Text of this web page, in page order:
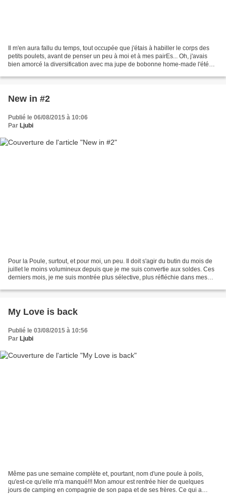
Il m'en aura fallu du temps, tout occupée que j'étais à habiller le corps des
petits poulets, avant de penser un peu à moi et à mes pairEs... Oh, j'avais
bien amorcé la diversification avec ma jupe de bobonne home-made l'été
New in #2
Publié le 06/08/2015 à 10:06
Par Ljubi
Pour la Poule, surtout, et pour moi, un peu. Il doit s'agir du butin du mois de
juillet le moins volumineux depuis que je me suis convertie aux soldes. Ces
derniers mois, je me suis montrée plus sélective, plus réfléchie dans mes
My Love is back
Publié le 03/08/2015 à 10:56
Par Ljubi
Même pas une semaine complète et, pourtant, nom d'une poule à poils,
qu'est-ce qu'elle m'a manqué!!! Mon amour est rentrée hier de quelques
jours de camping en compagnie de son papa et de ses frères. Ce qui a